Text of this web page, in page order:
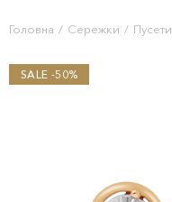
Головна / Сережки / Пусети
SALE -50%